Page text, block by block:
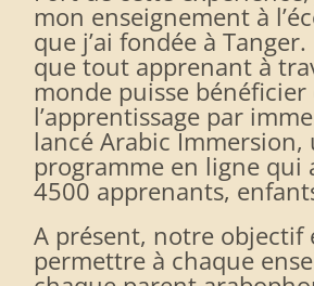
mon enseignement à
que j’ai fondée à
que tout apprenant à
monde puisse bénéficier
l’apprentissage par
lancé Arabic Immersion,
programme en ligne qui
4500 apprenants,
A présent, notre objectif
permettre à chaque